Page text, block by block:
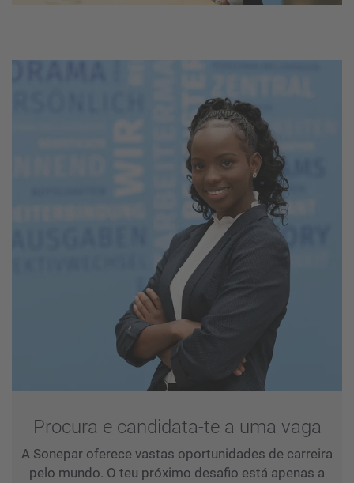
Procura e candidata-te a uma vaga
A Sonepar oferece vastas oportunidades de carreira
pelo mundo. O teu próximo desafio está apenas a